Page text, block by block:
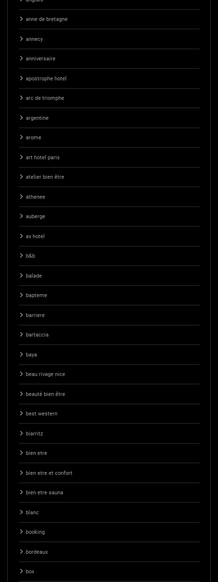
anne de bretagne
annecy
anniversaire
apostrophe hotel
arc de triomphe
argentine
arome
art hotel paris
atelier bien être
athenee
auberge
ax hotel
b&b
balade
bapteme
barriere
bartaccia
baya
beau rivage nice
beauté bien être
best western
biarritz
bien etre
bien etre et confort
bien etre sauna
blanc
booking
bordeaux
box